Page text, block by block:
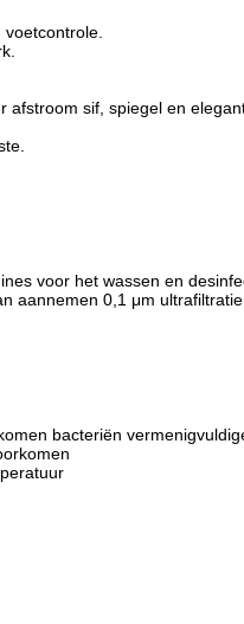
voetcontrole.
afstroom sif, spiegel en
voor het wassen en
aannemen 0,1 μm
bacteriën